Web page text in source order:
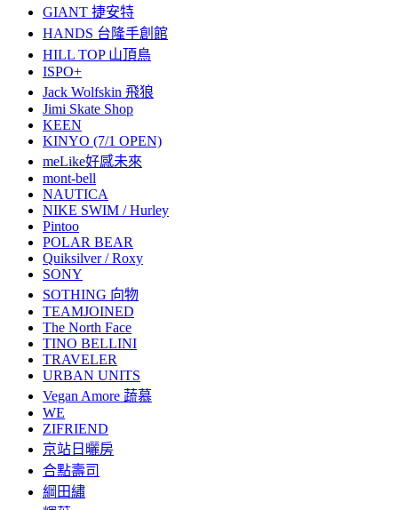
GIANT 捷安特
HANDS 台隆手創館
HILL TOP 山頂鳥
ISPO+
Jack Wolfskin 飛狼
Jimi Skate Shop
KEEN
KINYO (7/1 OPEN)
meLike好感未來
mont-bell
NAUTICA
NIKE SWIM / Hurley
Pintoo
POLAR BEAR
Quiksilver / Roxy
SONY
SOTHING 向物
TEAMJOINED
The North Face
TINO BELLINI
TRAVELER
URBAN UNITS
Vegan Amore 蔬慕
WE
ZIFRIEND
京站日曬房
合點壽司
綱田繡